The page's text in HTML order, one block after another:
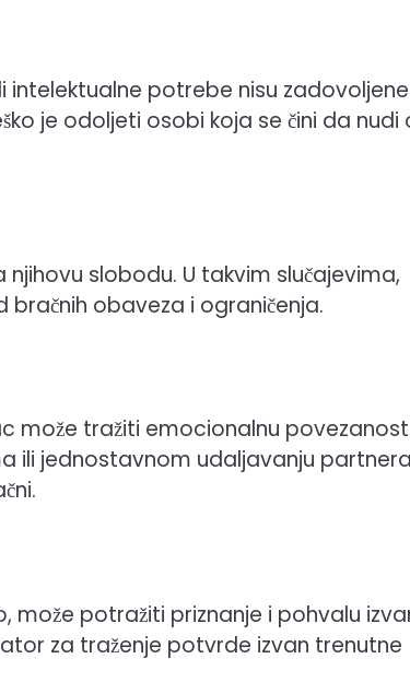
intelektualne potrebe nisu
je odoljeti osobi koja se čini da nudi
slobodu. U takvim slučajevima,
obaveza i ograničenja.
može tražiti emocionalnu
ili jednostavnom udaljavanju
može potražiti priznanje i pohvalu
za traženje potvrde izvan trenutne